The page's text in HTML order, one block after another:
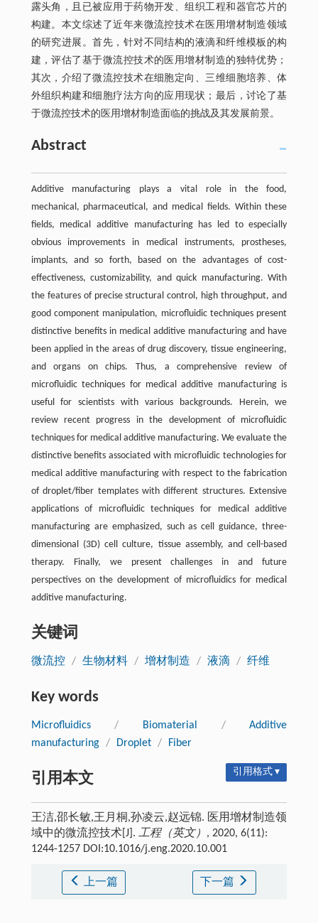
露头角，且已被应用于药物开发、组织工程和器官芯片的
构建。本文综述了近年来微流控技术在医用增材制造领域
的研究进展。首先，针对不同结构的液滴和纤维模板的构
建，评估了基于微流控技术的医用增材制造的独特优势；
其次，介绍了微流控技术在细胞定向、三维细胞培养、体
外组织构建和细胞疗法方向的应用现状；最后，讨论了基
于微流控技术的医用增材制造面临的挑战及其发展前景。
Abstract
Additive manufacturing plays a vital role in the food,
mechanical, pharmaceutical, and medical fields. Within these
fields, medical additive manufacturing has led to especially
obvious improvements in medical instruments, prostheses,
implants, and so forth, based on the advantages of cost-
effectiveness, customizability, and quick manufacturing. With
the features of precise structural control, high throughput, and
good component manipulation, microfluidic techniques present
distinctive benefits in medical additive manufacturing and have
been applied in the areas of drug discovery, tissue engineering,
and organs on chips. Thus, a comprehensive review of
microfluidic techniques for medical additive manufacturing is
useful for scientists with various backgrounds. Herein, we
review recent progress in the development of microfluidic
techniques for medical additive manufacturing. We evaluate the
distinctive benefits associated with microfluidic technologies for
medical additive manufacturing with respect to the fabrication
of droplet/fiber templates with different structures. Extensive
applications of microfluidic techniques for medical additive
manufacturing are emphasized, such as cell guidance, three-
dimensional (3D) cell culture, tissue assembly, and cell-based
therapy. Finally, we present challenges in and future
perspectives on the development of microfluidics for medical
additive manufacturing.
关键词
微流控 / 生物材料 / 增材制造 / 液滴 / 纤维
Key words
Microfluidics / Biomaterial /
Additive
manufacturing / Droplet / Fiber
引用本文 引用格式 ▾
王洁,邵长敏,王月桐,孙凌云,赵远锦. 医用增材制造领
域中的微流控技术[J]. 工程（英文） , 2020, 6(11):
1244-1257 DOI:10.1016/j.eng.2020.10.001
上一篇 下一篇